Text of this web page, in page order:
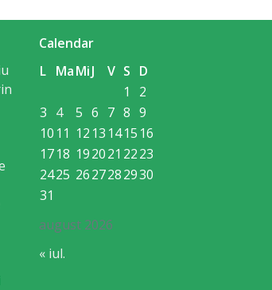
Calendar
august 2026
L MaMiJ V S D
1
2
3 4 5 6 7 8 9
10 11 12 13 1415 16
1718 192021 2223
2425 2627282930
31
« iul.